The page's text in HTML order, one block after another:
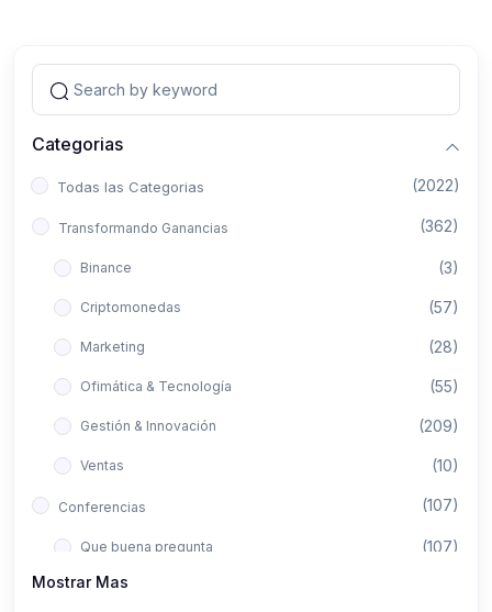
Categorias
Todas las Categorias (2022)
Transformando Ganancias (362)
Binance (3)
Criptomonedas (57)
Marketing (28)
Ofimática & Tecnología (55)
Gestión & Innovación (209)
Ventas (10)
Conferencias (107)
Que buena pregunta (107)
Aló Asesor
Mostrar Mas